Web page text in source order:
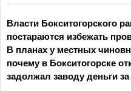
Власти Бокситогорского
постараются избежать
В планах у местных
почему в Бокситогорске
задолжал заводу деньги